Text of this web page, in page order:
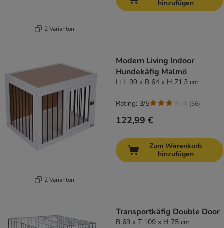
2 Varianten
hinzufügen
2 Varianten
Modern Living Indoor
Hundekäfig Malmö
L: L 99 x B 64 x H 71,3 cm
122,99 €
Rating: 3/5 (36)
Zum Warenkorb
hinzufügen
Transportkäfig Double Door
B 69 x T 109 x H 75 cm